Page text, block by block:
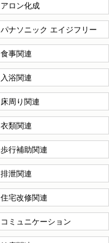
アロン化成
パナソニック エイジフリー
食事関連
入浴関連
床周り関連
衣類関連
歩行補助関連
排泄関連
住宅改修関連
コミュニケーション